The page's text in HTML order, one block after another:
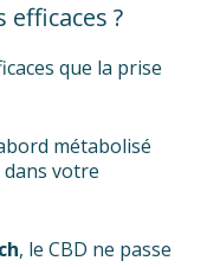
efficaces ?
que la prise
métabolisé
votre
, le CBD ne passe